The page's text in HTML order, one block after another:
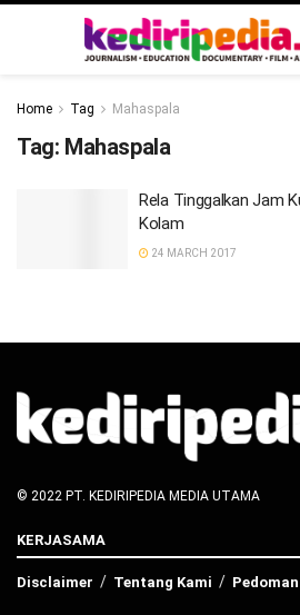
Home Tag Mahaspala
Tag: Mahaspala
Rela Tinggalkan Jam
Kolam
24 MARCH 2017
© 2022 PT. KEDIRIPEDIA MEDIA UTAMA
KERJASAMA
Disclaimer Tentang Kami